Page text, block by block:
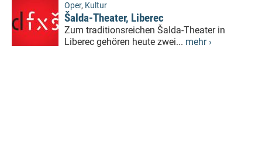
Oper, Kultur
Šalda-Theater, Liberec
Zum traditionsreichen Šalda-Theater in
Liberec gehören heute zwei... mehr ›